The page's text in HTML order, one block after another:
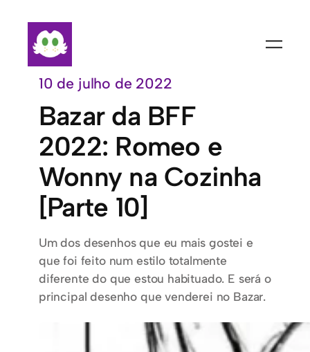
conteúdo
10 de julho de 2022
Bazar da BFF
2022: Romeo e
Wonny na Cozinha
[Parte 10]
Um dos desenhos que eu mais gostei e
que foi feito num estilo totalmente
diferente do que estou habituado. E será o
principal desenho que venderei no Bazar.